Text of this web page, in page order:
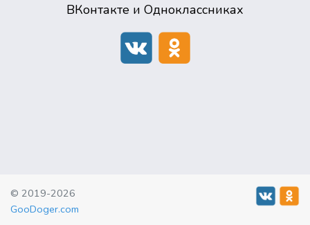
ВКонтакте и Одноклассниках
© 2019-2026
GooDoger.com